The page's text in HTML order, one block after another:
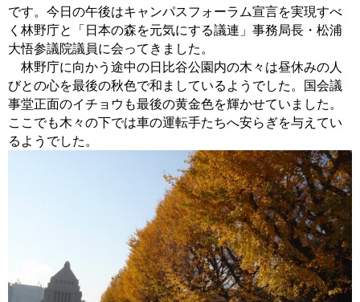
です。今日の午後はキャンパスフォーラム宣言を実現すべ
く林野庁と「日本の森を元気にする議連」事務局長・松浦
大悟参議院議員に会ってきました。
林野庁に向かう途中の日比谷公園内の木々は昼休みの人
びとの心を最後の秋色で和ましているようでした。国会議
事堂正面のイチョウも最後の黄金色を輝かせていました。
ここでも木々の下では車の運転手たちへ安らぎを与えてい
るようでした。